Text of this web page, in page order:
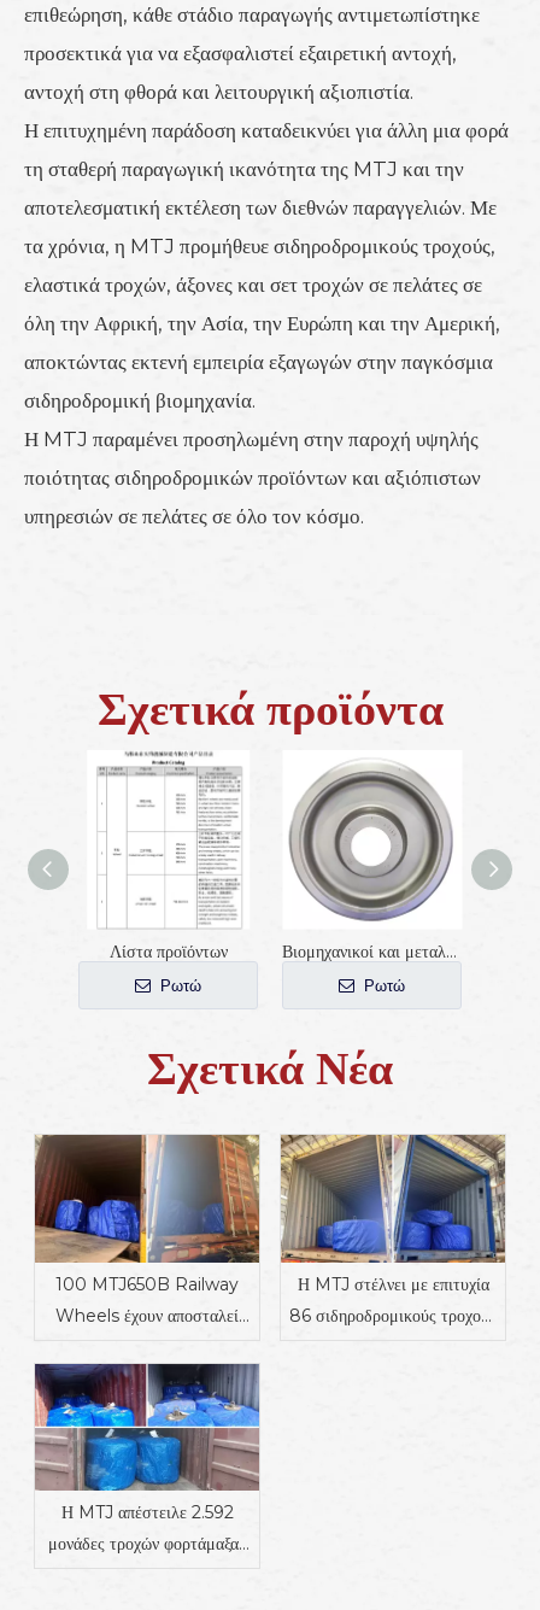
επιθεώρηση, κάθε στάδιο παραγωγής αντιμετωπίστηκε
προσεκτικά για να εξασφαλιστεί εξαιρετική αντοχή,
αντοχή στη φθορά και λειτουργική αξιοπιστία.
Η επιτυχημένη παράδοση καταδεικνύει για άλλη μια φορά
τη σταθερή παραγωγική ικανότητα της MTJ και την
αποτελεσματική εκτέλεση των διεθνών παραγγελιών. Με
τα χρόνια, η MTJ προμήθευε σιδηροδρομικούς τροχούς,
ελαστικά τροχών, άξονες και σετ τροχών σε πελάτες σε
όλη την Αφρική, την Ασία, την Ευρώπη και την Αμερική,
αποκτώντας εκτενή εμπειρία εξαγωγών στην παγκόσμια
σιδηροδρομική βιομηχανία.
Η MTJ παραμένει προσηλωμένη στην παροχή υψηλής
ποιότητας σιδηροδρομικών προϊόντων και αξιόπιστων
υπηρεσιών σε πελάτες σε όλο τον κόσμο.
Σχετικά προϊόντα
Λίστα προϊόντων
Ρωτώ
Βιομηχανικοί και μεταλλευτικοί τροχοί 450mm για σιδηροδρομικό εκσκαφέα
Ρωτώ
Σχετικά Νέα
100 MTJ650B Railway
Wheels έχουν αποσταλεί
Η MTJ στέλνει με επιτυχία
86 σιδηροδρομικούς τροχούς
Η MTJ απέστειλε 2.592
μονάδες τροχών φορτάμαξας